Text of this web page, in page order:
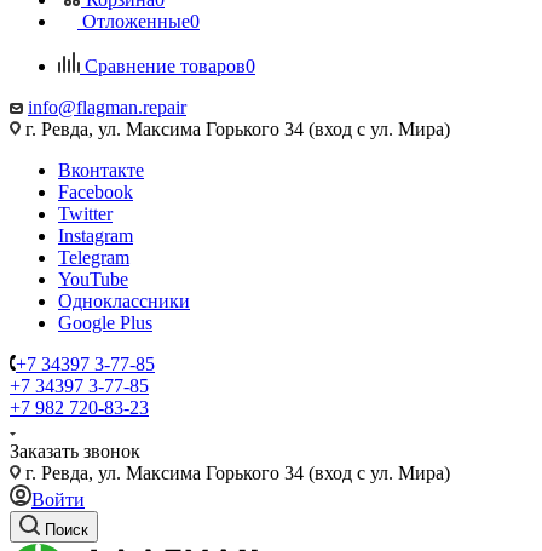
Отложенные0
Сравнение товаров0
info@flagman.repair
г. Ревда, ул. Максима Горького 34 (вход с ул. Мира)
Вконтакте
Facebook
Twitter
Instagram
Telegram
YouTube
Одноклассники
Google Plus
+7 34397 3-77-85
+7 34397 3-77-85
+7 982 720-83-23
Заказать звонок
г. Ревда, ул. Максима Горького 34 (вход с ул. Мира)
Войти
Поиск